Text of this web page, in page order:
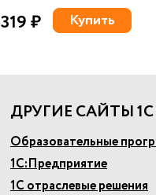
319 ₽ Купить
ДРУГИЕ САЙТЫ 1С
Образовательные
1С:Предприятие
1С отраслевые решения